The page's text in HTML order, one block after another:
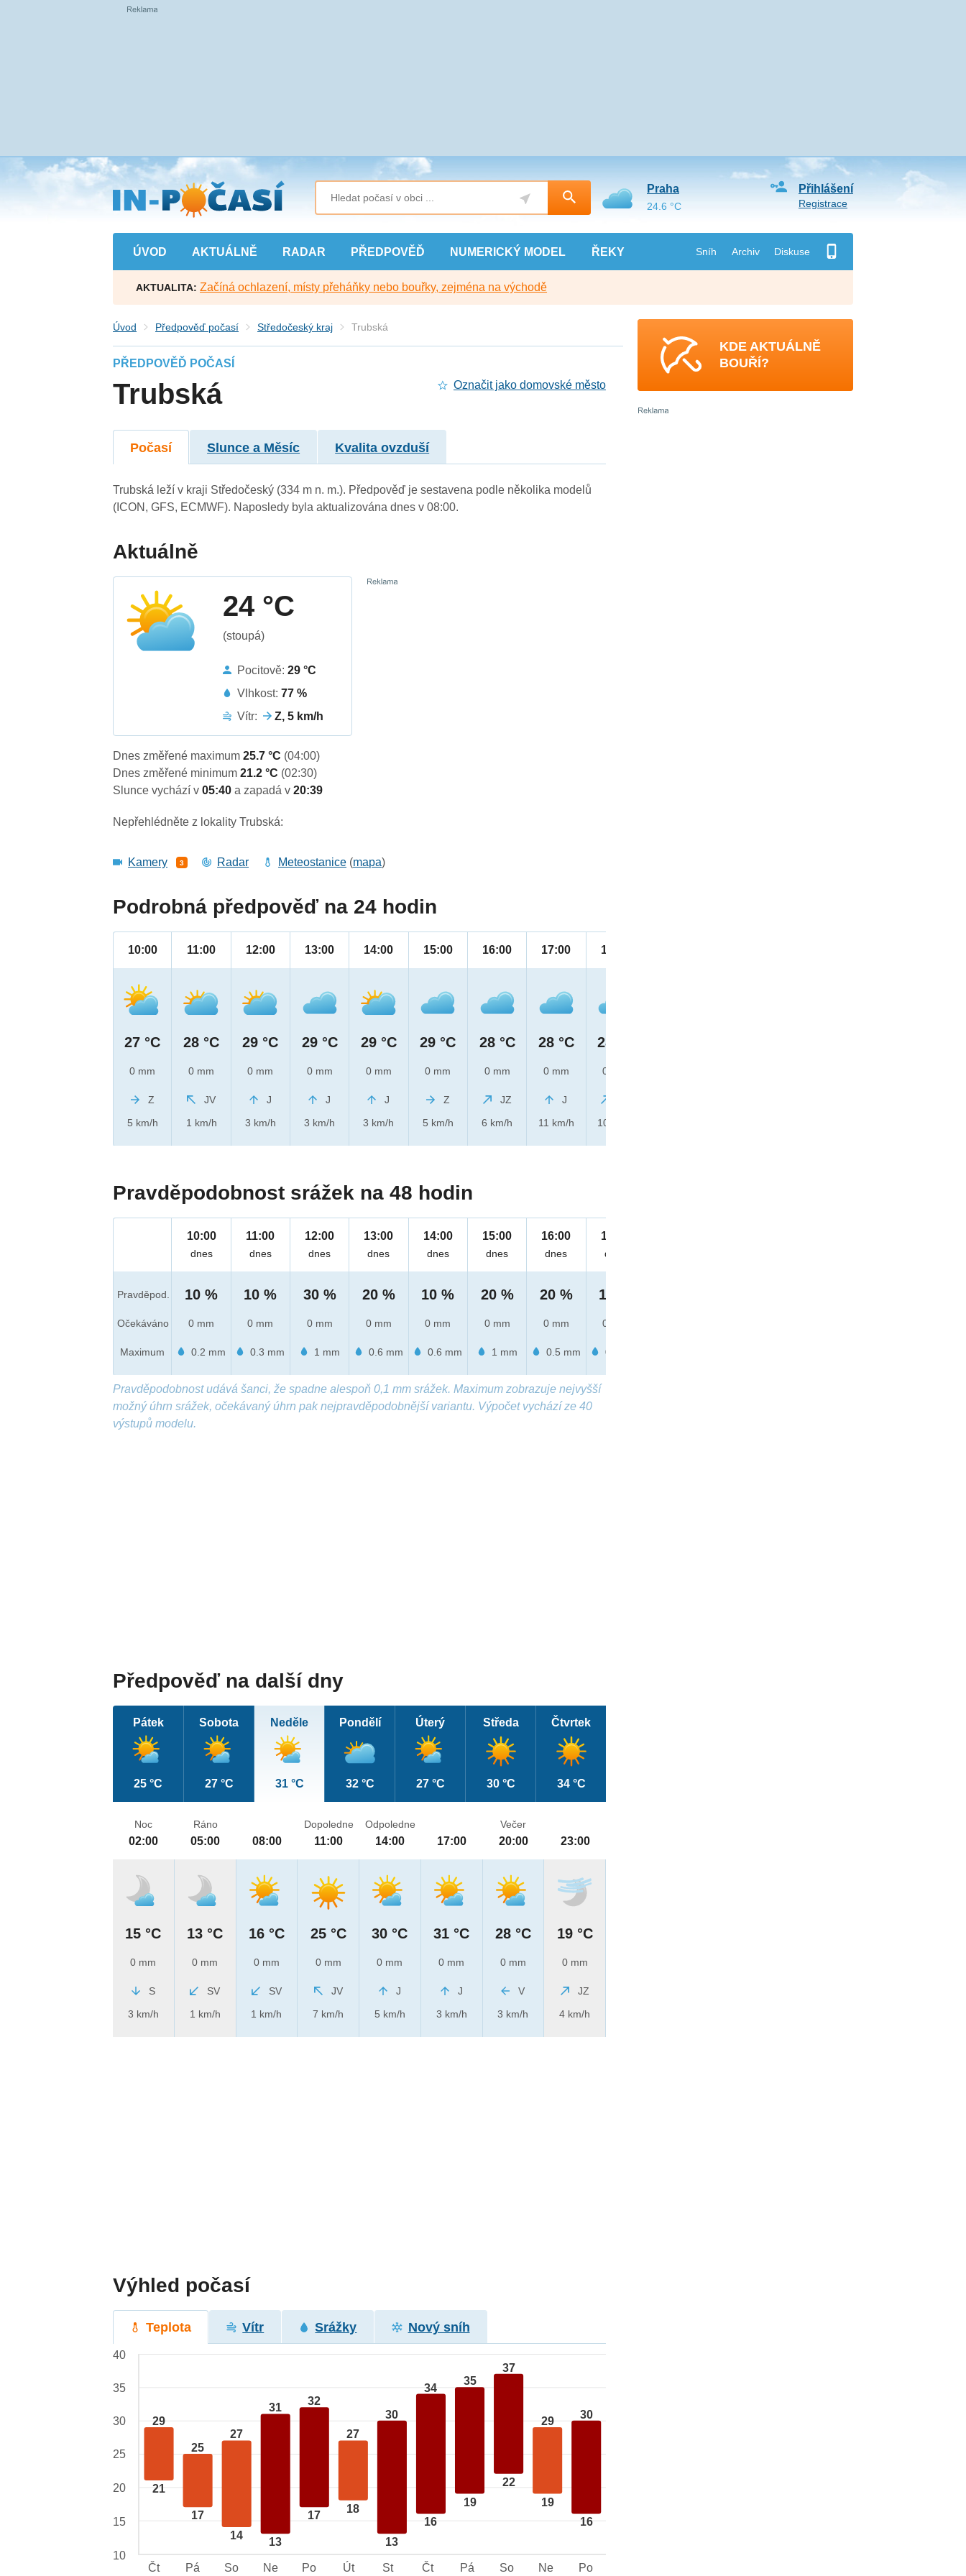
Přejít
na
hlavní
obsah
ÚVOD AKTUÁLNĚ RADAR PŘEDPOVĚĎ NUMERICKÝ MODEL ŘEKY Sníh Archiv Diskuse
Přihlášení
Registrace
Praha
24.6 °C
AKTUALITA: Začíná ochlazení, místy přeháňky nebo bouřky, zejména na východě
Úvod Předpověď počasí Středočeský kraj Trubská
PŘEDPOVĚĎ POČASÍ
Trubská Označit jako domovské město
Počasí Slunce a Měsíc Kvalita ovzduší
Trubská leží v kraji Středočeský (334 m n. m.). Předpověď je sestavena podle několika modelů
(ICON, GFS, ECMWF). Naposledy byla aktualizována dnes v 08:00.
Aktuálně
24 °C
(stoupá)
Pocitově:29 °C
Vlhkost:77 %
Vítr:
Z, 5 km/h
Dnes změřené maximum25.7 °C (04:00)
Dnes změřené minimum21.2 °C (02:30)
Slunce vychází v05:40a zapadá v20:39
Nepřehlédněte z lokality Trubská:
Kamery 3 Radar Meteostanice (mapa)
Podrobná předpověď na 24 hodin
10:00
27 °C
0 mm
Z
5 km/h
11:00
28 °C
0 mm
JV
1 km/h
12:00
29 °C
0 mm
J
3 km/h
13:00
29 °C
0 mm
J
3 km/h
14:00
29 °C
0 mm
J
3 km/h
15:00
29 °C
0 mm
Z
5 km/h
16:00
28 °C
0 mm
JZ
6 km/h
17:00
28 °C
0 mm
J
11 km/h
18:00
28 °C
0 mm
10 km/h
Pravděpodobnost srážek na 48 hodin
Pravděpod.
Očekáváno
Maximum
10:00
dnes
10 %
0 mm
0.2 mm
11:00
dnes
10 %
0 mm
0.3 mm
12:00
dnes
30 %
0 mm
1 mm
13:00
dnes
20 %
0 mm
0.6 mm
14:00
dnes
10 %
0 mm
0.6 mm
15:00
dnes
20 %
0 mm
1 mm
16:00
dnes
20 %
0 mm
0.5 mm
17:00
dnes
10 %
0 mm
0.2 mm
Pravděpodobnost udává šanci, že spadne alespoň 0,1 mm srážek. Maximum zobrazuje nejvyšší
možný úhrn srážek, očekávaný úhrn pak nejpravděpodobnější variantu. Výpočet vychází ze 40
výstupů modelu.
Předpověď na další dny
Pátek
25 °C
Sobota
27 °C
Neděle
31 °C
Pondělí
32 °C
Úterý
27 °C
Středa
30 °C
Čtvrtek
34 °C
Noc
02:00
15 °C
0 mm
S
3 km/h
Ráno
05:00
13 °C
0 mm
SV
1 km/h
08:00
16 °C
0 mm
SV
1 km/h
Dopoledne
11:00
25 °C
0 mm
JV
7 km/h
Odpoledne
14:00
30 °C
0 mm
J
5 km/h
17:00
31 °C
0 mm
J
3 km/h
Večer
20:00
28 °C
0 mm
V
3 km/h
23:00
19 °C
0 mm
JZ
4 km/h
Výhled počasí
Teplota Vítr Srážky Nový sníh
29
21
25
17
27
14
31
13
32
17
27
18
30
13
34
16
35
19
37
22
29
19
30
16
40
35
30
25
20
15
10
Čt
Pá So Ne Po Út St Čt Pá So Ne Po
KDE AKTUÁLNĚ
BOUŘÍ?